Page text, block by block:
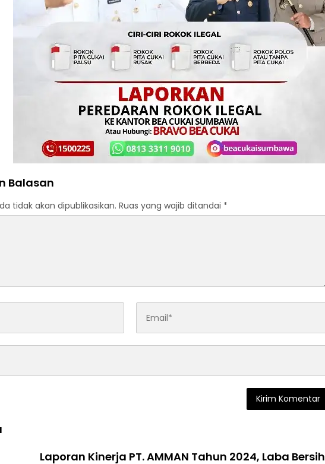
Balasan
tidak akan dipublikasikan. Ruas yang wajib ditandai *
Laporan Kinerja PT. AMMAN Tahun 2024, Laba Bersih